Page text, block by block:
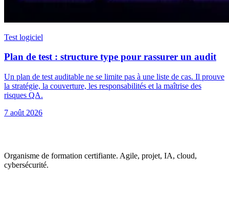
Test logiciel
Plan de test : structure type pour rassurer un audit
Un plan de test auditable ne se limite pas à une liste de cas. Il prouve
la stratégie, la couverture, les responsabilités et la maîtrise des
risques QA.
7 août 2026
Organisme de formation certifiante. Agile, projet, IA, cloud,
cybersécurité.